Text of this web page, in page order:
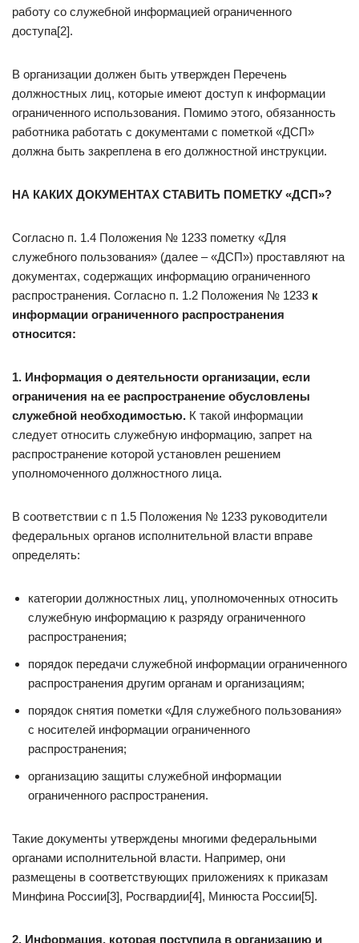
работу со служебной информацией ограниченного
доступа[2].
В организации должен быть утвержден Перечень
должностных лиц, которые имеют доступ к информации
ограниченного использования. Помимо этого, обязанность
работника работать с документами с пометкой «ДСП»
должна быть закреплена в его должностной инструкции.
НА КАКИХ ДОКУМЕНТАХ СТАВИТЬ ПОМЕТКУ «ДСП»?
Согласно п. 1.4 Положения № 1233 пометку «Для
служебного пользования» (далее – «ДСП») проставляют на
документах, содержащих информацию ограниченного
распространения. Согласно п. 1.2 Положения № 1233 к
информации ограниченного распространения
относится:
1. Информация о деятельности организации, если
ограничения на ее распространение обусловлены
служебной необходимостью. К такой информации
следует относить служебную информацию, запрет на
распространение которой установлен решением
уполномоченного должностного лица.
В соответствии с п 1.5 Положения № 1233 руководители
федеральных органов исполнительной власти вправе
определять:
категории должностных лиц, уполномоченных относить
служебную информацию к разряду ограниченного
распространения;
порядок передачи служебной информации ограниченного
распространения другим органам и организациям;
порядок снятия пометки «Для служебного пользования»
с носителей информации ограниченного
распространения;
организацию защиты служебной информации
ограниченного распространения.
Такие документы утверждены многими федеральными
органами исполнительной власти. Например, они
размещены в соответствующих приложениях к приказам
Минфина России[3], Росгвардии[4], Минюста России[5].
2. Информация, которая поступила в организацию и